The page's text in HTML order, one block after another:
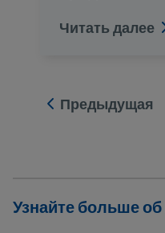
Читать далее
Previous page
Предыдущая
Узнайте больше